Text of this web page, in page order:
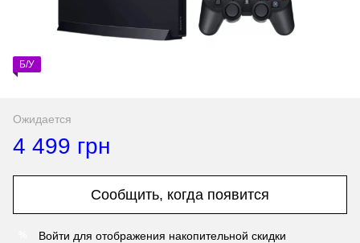
Б/У
Ожидается
4 499 грн
Сообщить, когда появится
Войти для отображения накопительной скидки